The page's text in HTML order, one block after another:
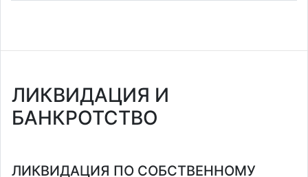
ЛИКВИДАЦИЯ И
БАНКРОТСТВО
ЛИКВИДАЦИЯ ПО СОБСТВЕННОМУ